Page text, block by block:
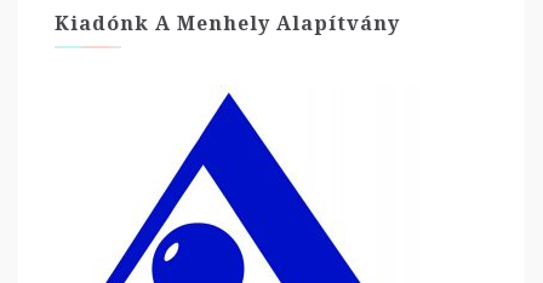
Kiadónk A Menhely Alapítvány